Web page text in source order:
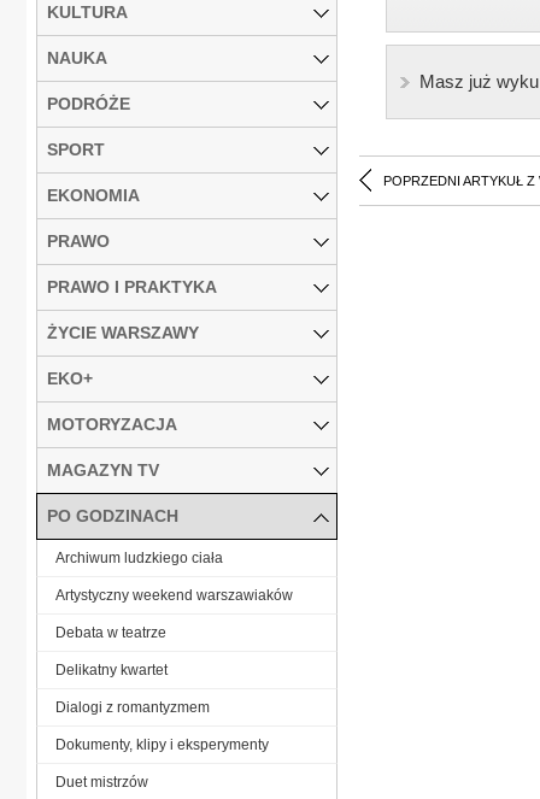
Masz już
POPRZEDNI ARTYKUŁ Z
KULTURA
NAUKA
PODRÓŻE
SPORT
EKONOMIA
PRAWO
PRAWO I PRAKTYKA
ŻYCIE WARSZAWY
EKO+
MOTORYZACJA
MAGAZYN TV
PO GODZINACH
Archiwum ludzkiego ciała
Artystyczny weekend warszawiaków
Debata w teatrze
Delikatny kwartet
Dialogi z romantyzmem
Dokumenty, klipy i eksperymenty
Duet mistrzów